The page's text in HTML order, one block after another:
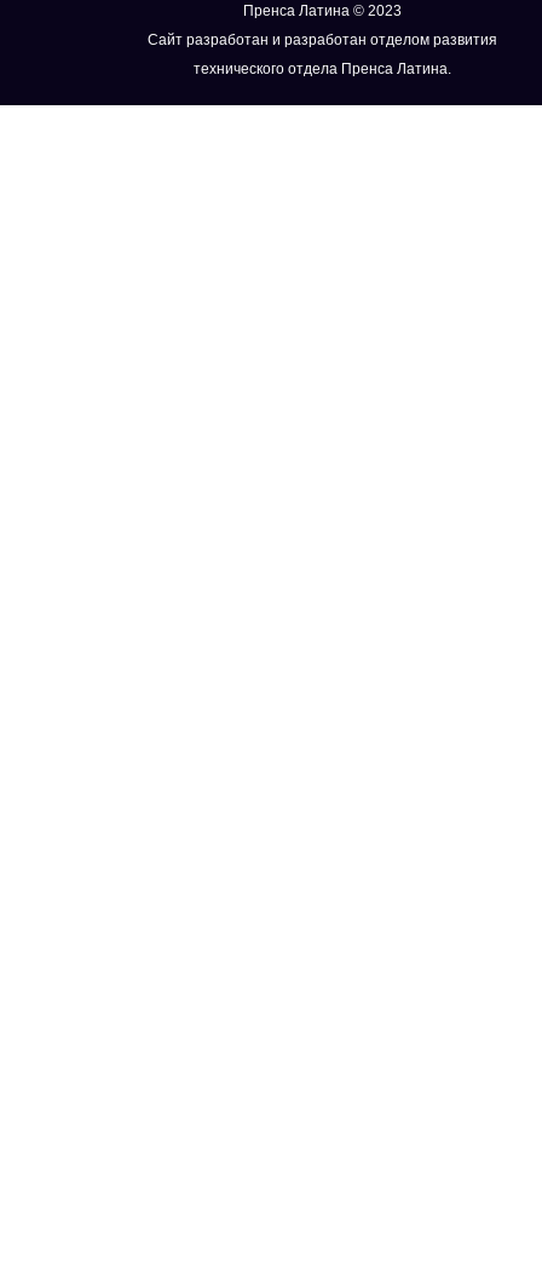
Пренса Латина © 2023
Сайт разработан и разработан отделом развития
технического отдела Пренса Латина.